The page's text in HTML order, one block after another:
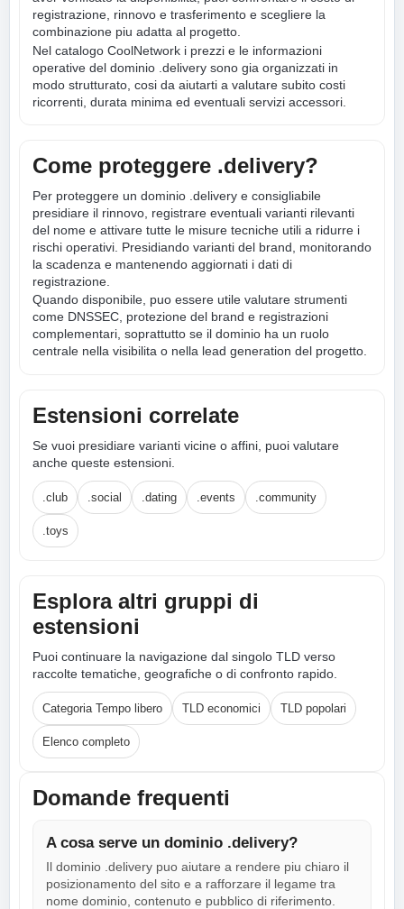
registrazione, rinnovo e trasferimento e scegliere la
combinazione piu adatta al progetto.
Nel catalogo CoolNetwork i prezzi e le informazioni
operative del dominio .delivery sono gia organizzati in
modo strutturato, cosi da aiutarti a valutare subito costi
ricorrenti, durata minima ed eventuali servizi accessori.
Come proteggere .delivery?
Per proteggere un dominio .delivery e consigliabile
presidiare il rinnovo, registrare eventuali varianti rilevanti
del nome e attivare tutte le misure tecniche utili a ridurre i
rischi operativi. Presidiando varianti del brand, monitorando
la scadenza e mantenendo aggiornati i dati di
registrazione.
Quando disponibile, puo essere utile valutare strumenti
come DNSSEC, protezione del brand e registrazioni
complementari, soprattutto se il dominio ha un ruolo
centrale nella visibilita o nella lead generation del progetto.
Estensioni correlate
Se vuoi presidiare varianti vicine o affini, puoi valutare
anche queste estensioni.
.club .social .dating .events .community
.toys
Esplora altri gruppi di
estensioni
Puoi continuare la navigazione dal singolo TLD verso
raccolte tematiche, geografiche o di confronto rapido.
Categoria Tempo libero TLD economici TLD popolari
Elenco completo
Domande frequenti
A cosa serve un dominio .delivery?
Il dominio .delivery puo aiutare a rendere piu chiaro il
posizionamento del sito e a rafforzare il legame tra
nome dominio, contenuto e pubblico di riferimento.